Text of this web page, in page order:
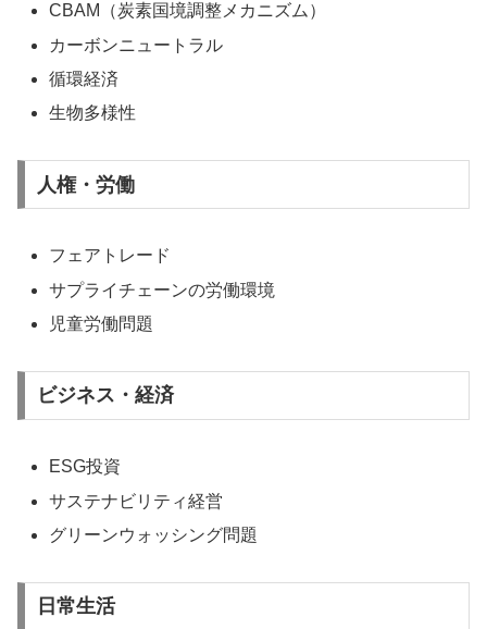
CBAM（炭素国境調整メカニズム）
カーボンニュートラル
循環経済
生物多様性
人権・労働
フェアトレード
サプライチェーンの労働環境
児童労働問題
ビジネス・経済
ESG投資
サステナビリティ経営
グリーンウォッシング問題
日常生活